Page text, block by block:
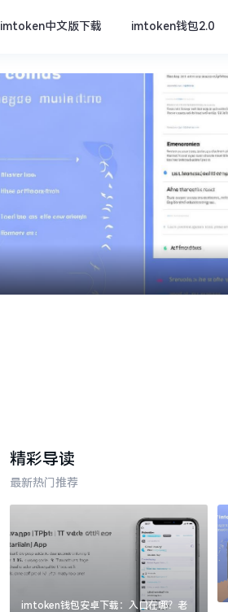
imtoken中文版下载 imtoken钱包2.0
精彩导读
最新热门推荐
imtoken钱包安卓下载：入口在哪？老